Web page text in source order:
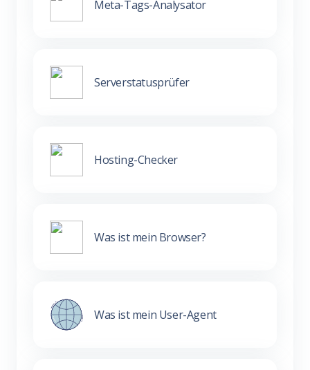
Meta-Tags-Analysator
Serverstatusprüfer
Hosting-Checker
Was ist mein Browser?
Was ist mein User-Agent